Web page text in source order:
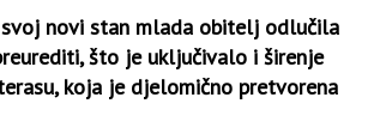
novi stan mlada obitelj odlučila
što je uključivalo i širenje
koja je djelomično pretvorena